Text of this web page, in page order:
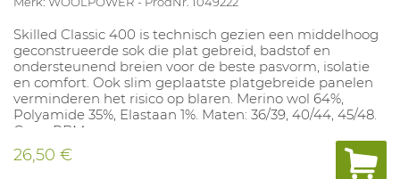
Skilled Classic 400 is technisch gezien een middelhoog
geconstrueerde sok die plat gebreid, badstof en
ondersteunend breien voor de beste pasvorm, isolatie
en comfort. Ook slim geplaatste platgebreide panelen
verminderen het risico op blaren. Merino wol 64%,
Polyamide 35%, Elastaan 1%. Maten: 36/39, 40/44, 45/48.
Geen PBM.
26,50 €